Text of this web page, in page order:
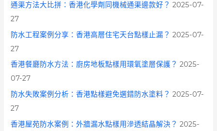
通渠方法大比拼：香港化學劑同機械通渠邊款好？ 2025-07-
27
防水工程案例分享：香港高層住宅天台點樣止漏？ 2025-07-
27
香港餐廳防水方法：廚房地板點樣用環氧塗層保護？ 2025-
07-27
防水失敗案例分析：香港點樣避免選錯防水塗料？ 2025-07-
27
香港屋苑防水案例：外牆漏水點樣用滲透結晶解決？ 2025-